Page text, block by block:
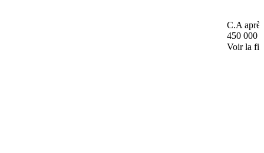
C.A
450 000 €
Voir la